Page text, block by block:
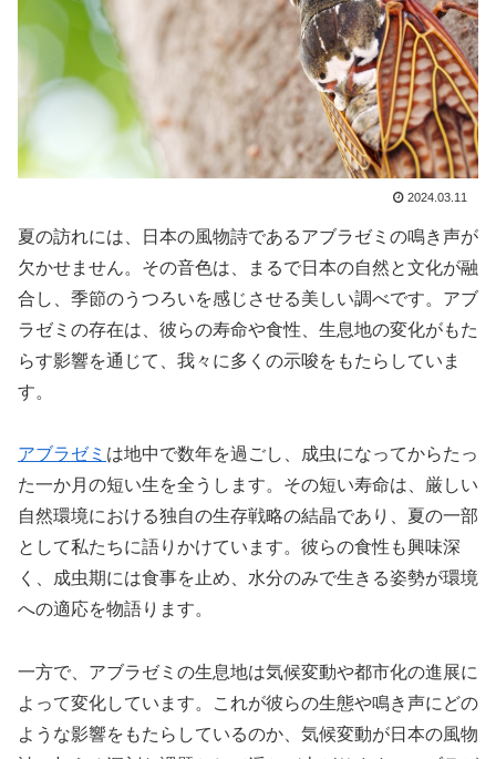
2024.03.11
夏の訪れには、日本の風物詩であるアブラゼミの鳴き声が
欠かせません。その音色は、まるで日本の自然と文化が融
合し、季節のうつろいを感じさせる美しい調べです。アブ
ラゼミの存在は、彼らの寿命や食性、生息地の変化がもた
らす影響を通じて、我々に多くの示唆をもたらしていま
す。
アブラゼミ は地中で数年を過ごし、成虫になってからたっ
た一か月の短い生を全うします。その短い寿命は、厳しい
自然環境における独自の生存戦略の結晶であり、夏の一部
として私たちに語りかけています。彼らの食性も興味深
く、成虫期には食事を止め、水分のみで生きる姿勢が環境
への適応を物語ります。
一方で、アブラゼミの生息地は気候変動や都市化の進展に
よって変化しています。これが彼らの生態や鳴き声にどの
ような影響をもたらしているのか、気候変動が日本の風物